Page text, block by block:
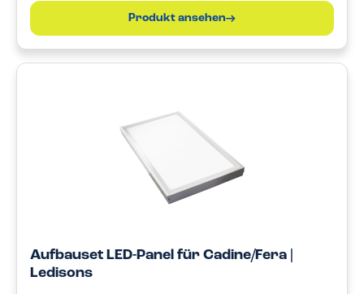
Produkt ansehen
Aufbauset LED-Panel für Cadine/Fera |
Ledisons